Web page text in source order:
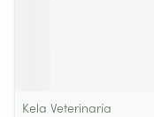
Kela Veterinaria